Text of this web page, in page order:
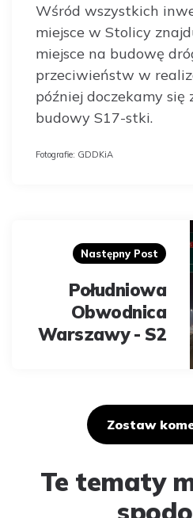
Wśród wszystkich
miejsce w Stolicy
miejsce na budowę
przeciwieństw w
później doczekamy się
budowy S17-stki.
Fotografie: GDDKiA
navigation
Następny Post
Południowa
Obwodnica
Warszawy - S2
Zostaw
Te tematy